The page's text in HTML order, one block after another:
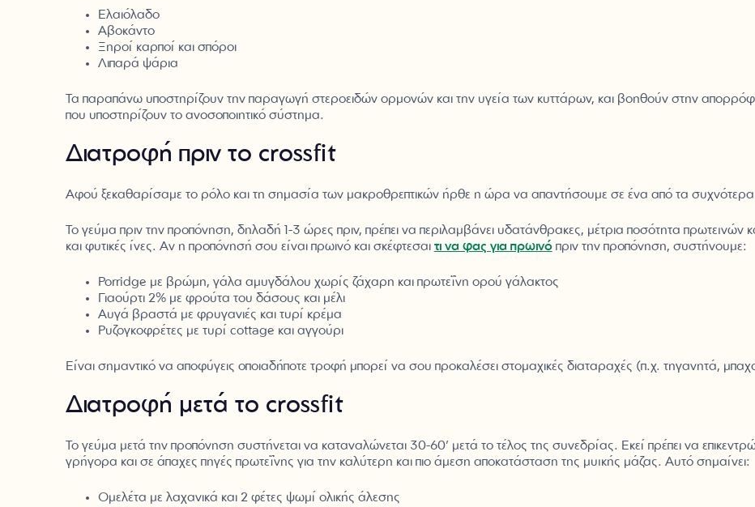
Ελαιόλαδο
Αβοκάντο
Ξηροί καρποί και σπόροι
Λιπαρά ψάρια
Τα παραπάνω υποστηρίζουν την παραγωγή στεροειδών ορμονών και την υγεία των κυττάρων, και βοηθούν στην
που υποστηρίζουν το ανοσοποιητικό σύστημα.
Διατροφή πριν το crossfit
Αφού ξεκαθαρίσαμε το ρόλο και τη σημασία των μακροθρεπτικών ήρθε η ώρα να απαντήσουμε σε ένα από τα
Το γεύμα πριν την προπόνηση, δηλαδή 1-3 ώρες πριν, πρέπει να περιλαμβάνει υδατάνθρακες, μέτρια ποσότητα πρωτεϊνών
και φυτικές ίνες. Αν η προπόνησή σου είναι πρωινό και σκέφτεσαι τι να φας για πρωινόπριν την προπόνηση, συστήνουμε:
Porridge με βρώμη, γάλα αμυγδάλου χωρίς ζάχαρη και πρωτεΐνη ορού γάλακτος
Γιαούρτι 2% με φρούτα του δάσους και μέλι
Αυγά βραστά με φρυγανιές και τυρί κρέμα
Ρυζογκοφρέτες με τυρί cottage και αγγούρι
Είναι σημαντικό να αποφύγεις οποιαδήποτε τροφή μπορεί να σου προκαλέσει στομαχικές διαταραχές (π.χ. τηγανητά,
Διατροφή μετά το crossfit
Το γεύμα μετά την προπόνηση συστήνεται να καταναλώνεται 30-60’ μετά το τέλος της συνεδρίας. Εκεί πρέπει να
γρήγορα και σε άπαχες πηγές πρωτεΐνης για την καλύτερη και πιο άμεση αποκατάσταση της μυϊκής μάζας. Αυτό σημαίνει:
Ομελέτα με λαχανικά και 2 φέτες ψωμί ολικής άλεσης